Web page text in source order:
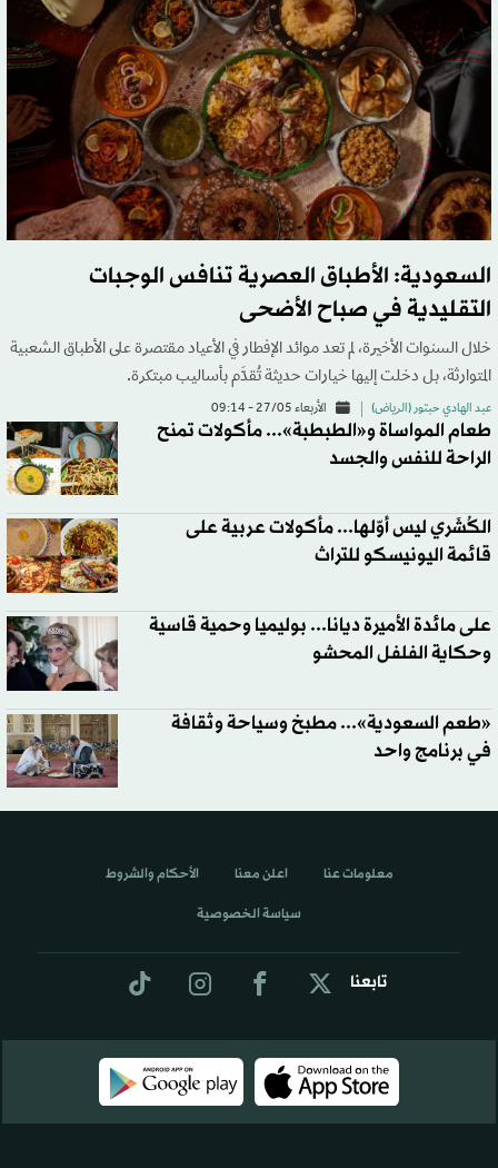
السعودية: الأطباق العصرية تنافس الوجبات
التقليدية في صباح الأضحى
خلال السنوات الأخيرة، لم تعد موائد الإفطار في الأعياد مقتصرة على الأطباق الشعبية
المتوارثة، بل دخلت إليها خيارات حديثة تُقدَّم بأساليب مبتكرة.
عبد الهادي حبتور (الرياض) الأربعاء 27/05 - 09:14
طعام المواساة و«الطبطبة»... مأكولات تمنح
الراحة للنفس والجسد
الكُشَري ليس أوّلها... مأكولات عربية على
قائمة اليونيسكو للتراث
على مائدة الأميرة ديانا... بوليميا وحمية قاسية
وحكاية الفلفل المحشو
«طعم السعودية»... مطبخ وسياحة وثقافة
في برنامج واحد
تابعنا
معلومات عنا اعلن معنا الأحكام والشروط
سياسة الخصوصية